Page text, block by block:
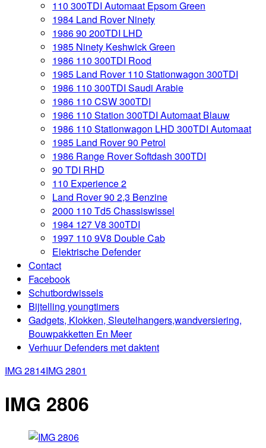
110 300TDI Automaat Epsom Green
1984 Land Rover Ninety
1986 90 200TDI LHD
1985 Ninety Keshwick Green
1986 110 300TDI Rood
1985 Land Rover 110 Stationwagon 300TDI
1986 110 300TDI Saudi Arabie
1986 110 CSW 300TDI
1986 110 Station 300TDI Automaat Blauw
1986 110 Stationwagon LHD 300TDI Automaat
1985 Land Rover 90 Petrol
1986 Range Rover Softdash 300TDI
90 TDI RHD
110 Experience 2
Land Rover 90 2,3 Benzine
2000 110 Td5 Chassiswissel
1984 127 V8 300TDI
1997 110 9V8 Double Cab
Elektrische Defender
Contact
Facebook
Schutbordwissels
Bijtelling youngtimers
Gadgets, Klokken, Sleutelhangers,wandversiering,
Bouwpakketten En Meer
Verhuur Defenders met daktent
IMG 2814IMG 2801
IMG 2806